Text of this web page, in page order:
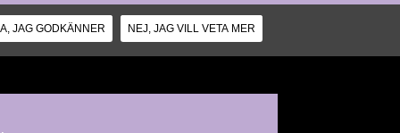
JAG GODKÄNNER NEJ, JAG VILL VETA MER